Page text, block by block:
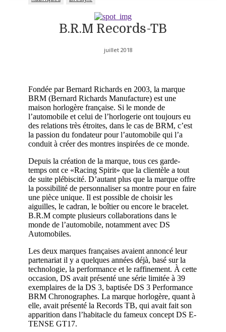
B.R.M Records-TB
juillet 2018
Fondée par Bernard Richards en 2003, la marque
BRM (Bernard Richards Manufacture) est une
maison horlogère française. Si le monde de
l’automobile et celui de l’horlogerie ont toujours eu
des relations très étroites, dans le cas de BRM, c’est
la passion du fondateur pour l’automobile qui l’a
conduit à créer des montres inspirées de ce monde.
Depuis la création de la marque, tous ces garde-
temps ont ce «Racing Spirit» que la clientèle a tout
de suite plébiscité. D’autant plus que la marque offre
la possibilité de personnaliser sa montre pour en faire
une pièce unique. Il est possible de choisir les
aiguilles, le cadran, le boîtier ou encore le bracelet.
B.R.M compte plusieurs collaborations dans le
monde de l’automobile, notamment avec DS
Automobiles.
Les deux marques françaises avaient annoncé leur
partenariat il y a quelques années déjà, basé sur la
technologie, la performance et le raffinement. À cette
occasion, DS avait présenté une série limitée à 39
exemplaires de la DS 3, baptisée DS 3 Performance
BRM Chronographes. La marque horlogère, quant à
elle, avait présenté la Records TB, qui avait fait son
apparition dans l’habitacle du fameux concept DS E-
TENSE GT17.